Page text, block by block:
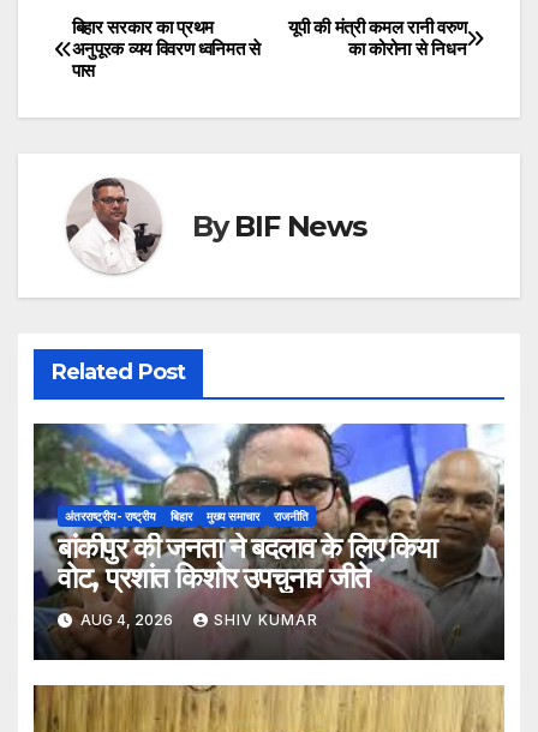
Post
navigation
यूपी की मंत्री कमल रानी वरुण
का कोरोना से निधन
बिहार सरकार का प्रथम
अनुपूरक व्यय विवरण ध्वनिमत से
पास
ByBIF News
Related Post
अंतरराष्ट्रीय- राष्ट्रीय बिहार मुख्य समाचार राजनीति
बांकीपुर की जनता ने बदलाव के लिए किया
वोट, प्रशांत किशोर उपचुनाव जीते
AUG 4, 2026 SHIV KUMAR